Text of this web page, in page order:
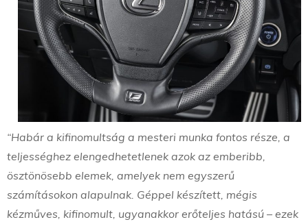
“Habár a kifinomultság a mesteri munka fontos része, a
teljességhez elengedhetetlenek azok az emberibb,
ösztönösebb elemek, amelyek nem egyszerű
számításokon alapulnak. Géppel készített, mégis
kézműves, kifinomult, ugyanakkor erőteljes hatású – ezek